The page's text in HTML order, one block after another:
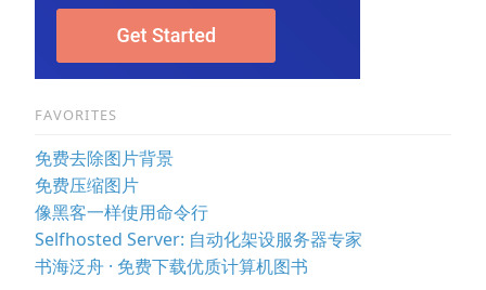
FAVORITES
免费去除图片背景
免费压缩图片
像黑客一样使用命令行
Selfhosted Server: 自动化架设服务器专家
书海泛舟 · 免费下载优质计算机图书